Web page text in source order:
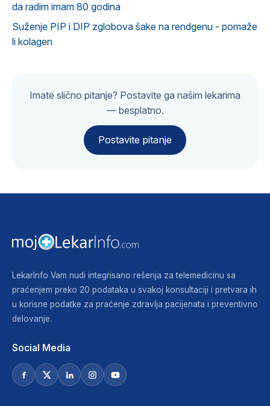
da radim imam 80 godina
Suženje PIP i DIP zglobova šake na rendgenu - pomaže
li kolagen
Imate slično pitanje? Postavite ga našim lekarima
— besplatno.
Postavite pitanje
LekarInfo Vam nudi integrisano rešenja za telemedicinu sa
praćenjem preko 20 podataka u svakoj konsultaciji i pretvara ih
u korisne podatke za praćenje zdravlja pacijenata i preventivno
delovanje.
Social Media